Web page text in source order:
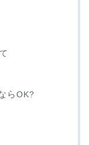
らOK?